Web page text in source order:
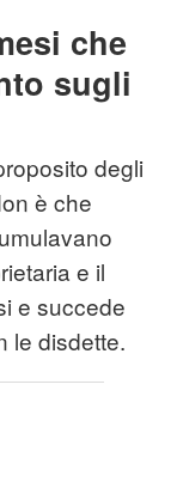
che
sugli
degli
è che
e il
e succede
le disdette.